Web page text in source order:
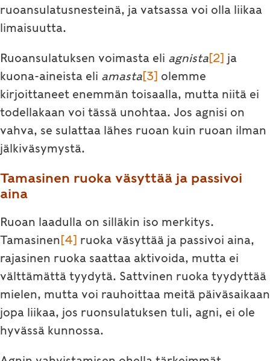
ruoansulatusnesteinä, ja vatsassa voi olla liikaa
limaisuutta.
Ruoansulatuksen voimasta eli agnista[2] ja
kuona-aineista eli amasta[3] olemme
kirjoittaneet enemmän toisaalla, mutta niitä ei
todellakaan voi tässä unohtaa. Jos agnisi on
vahva, se sulattaa lähes ruoan kuin ruoan ilman
jälkiväsymystä.
Tamasinen ruoka väsyttää ja passivoi
aina
Ruoan laadulla on silläkin iso merkitys.
Tamasinen[4] ruoka väsyttää ja passivoi aina,
rajasinen ruoka saattaa aktivoida, mutta ei
välttämättä tyydytä. Sattvinen ruoka tyydyttää
mielen, mutta voi rauhoittaa meitä päiväsaikaan
jopa liikaa, jos ruonsulatuksen tuli, agni, ei ole
hyvässä kunnossa.